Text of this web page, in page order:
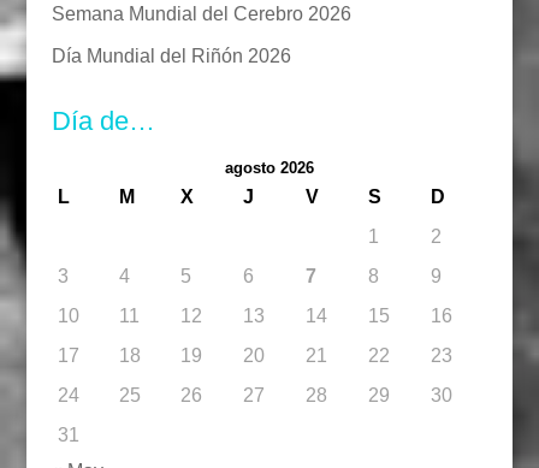
Semana Mundial del Cerebro 2026
Día Mundial del Riñón 2026
Día de…
agosto 2026
L M X J V S
D
1
2
3
4 5 6 7 8
9
10
11 12 13 14 15
16
17
18 19 20 21 22
23
24
25 26 27 28 29
30
31